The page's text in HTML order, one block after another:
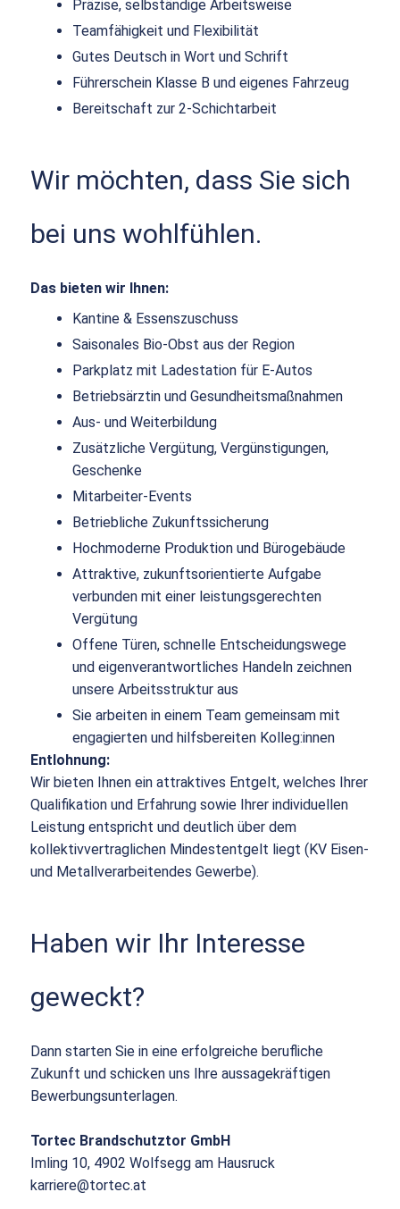
Präzise, selbständige Arbeitsweise
Teamfähigkeit und Flexibilität
Gutes Deutsch in Wort und Schrift
Führerschein Klasse B und eigenes Fahrzeug
Bereitschaft zur 2-Schichtarbeit
Wir möchten, dass Sie sich
bei uns wohlfühlen.
Das bieten wir Ihnen:
Kantine & Essenszuschuss
Saisonales Bio-Obst aus der Region
Parkplatz mit Ladestation für E-Autos
Betriebsärztin und Gesundheitsmaßnahmen
Aus- und Weiterbildung
Zusätzliche Vergütung, Vergünstigungen,
Geschenke
Mitarbeiter-Events
Betriebliche Zukunftssicherung
Hochmoderne Produktion und Bürogebäude
Attraktive, zukunftsorientierte Aufgabe
verbunden mit einer leistungsgerechten
Vergütung
Offene Türen, schnelle Entscheidungswege
und eigenverantwortliches Handeln zeichnen
unsere Arbeitsstruktur aus
Sie arbeiten in einem Team gemeinsam mit
engagierten und hilfsbereiten Kolleg:innen
Entlohnung:
Wir bieten Ihnen ein attraktives Entgelt, welches Ihrer
Qualifikation und Erfahrung sowie Ihrer individuellen
Leistung entspricht und deutlich über dem
kollektivvertraglichen Mindestentgelt liegt (KV Eisen-
und Metallverarbeitendes Gewerbe).
Haben wir Ihr Interesse
geweckt?
Dann starten Sie in eine erfolgreiche berufliche
Zukunft und schicken uns Ihre aussagekräftigen
Bewerbungsunterlagen.
Tortec Brandschutztor GmbH
Imling 10, 4902 Wolfsegg am Hausruck
karriere@tortec.at